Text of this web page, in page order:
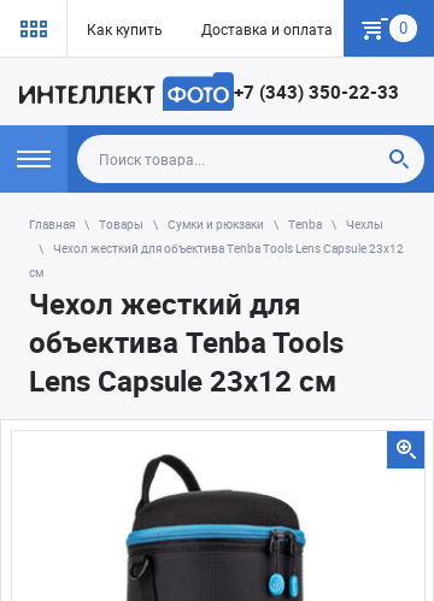
Как купить Доставка и оплата Гарантия
0
+7 (343) 350-22-33
Главная Товары Сумки и рюкзаки Tenba
Чехлы
Чехол жесткий для объектива Tenba Tools Lens Capsule 23x12
см
Чехол жесткий для
объектива Tenba Tools
Lens Capsule 23x12 см